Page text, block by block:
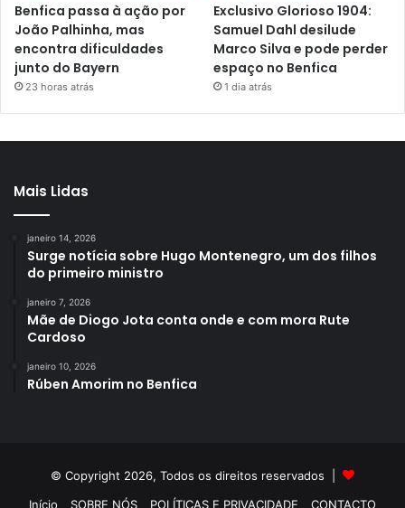
Benfica passa à ação por
João Palhinha, mas
encontra dificuldades
junto do Bayern
23 horas atrás
Exclusivo Glorioso 1904:
Samuel Dahl desilude
Marco Silva e pode perder
espaço no Benfica
1 dia atrás
Mais Lidas
janeiro 14, 2026
Surge notícia sobre Hugo Montenegro, um dos filhos
do primeiro ministro
janeiro 7, 2026
Mãe de Diogo Jota conta onde e com mora Rute
Cardoso
janeiro 10, 2026
Rúben Amorim no Benfica
© Copyright 2026, Todos os direitos reservados |
Início
SOBRE NÓS POLÍTICAS E PRIVACIDADE CONTACTO